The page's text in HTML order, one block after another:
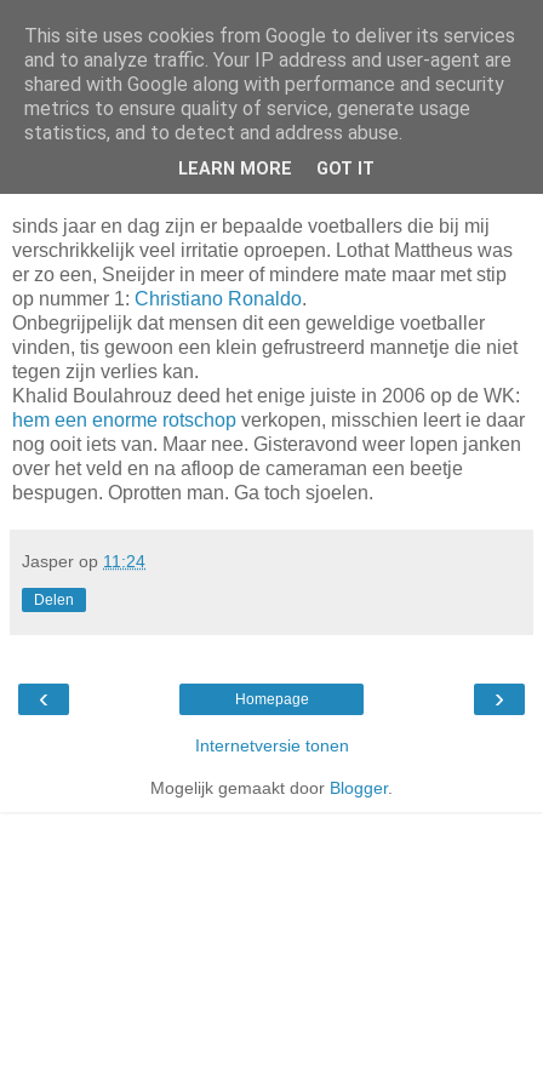
Da_Blog
You don't put a bumpersticker on a Bentley
woensdag, juni 30, 2010
sinds jaar en dag zijn er bepaalde voetballers die bij mij
verschrikkelijk veel irritatie oproepen. Lothat Mattheus was
er zo een, Sneijder in meer of mindere mate maar met stip
op nummer 1: Christiano Ronaldo.
Onbegrijpelijk dat mensen dit een geweldige voetballer
vinden, tis gewoon een klein gefrustreerd mannetje die niet
tegen zijn verlies kan.
Khalid Boulahrouz deed het enige juiste in 2006 op de WK:
hem een enorme rotschop verkopen, misschien leert ie daar
nog ooit iets van. Maar nee. Gisteravond weer lopen janken
over het veld en na afloop de cameraman een beetje
bespugen. Oprotten man. Ga toch sjoelen.
Jasper op 11:24
Delen
‹ ›
Homepage
Internetversie tonen
Mogelijk gemaakt door Blogger.
This site uses cookies from Google to deliver its services
and to analyze traffic. Your IP address and user-agent are
shared with Google along with performance and security
metrics to ensure quality of service, generate usage
statistics, and to detect and address abuse.
LEARN MORE GOT IT